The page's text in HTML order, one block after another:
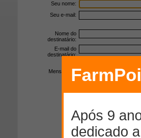
Seu nome:
Seu e-mail:
Nome do
destinatário:
E-mail do
destinatário:
Mensagem:
300caracteres restantes